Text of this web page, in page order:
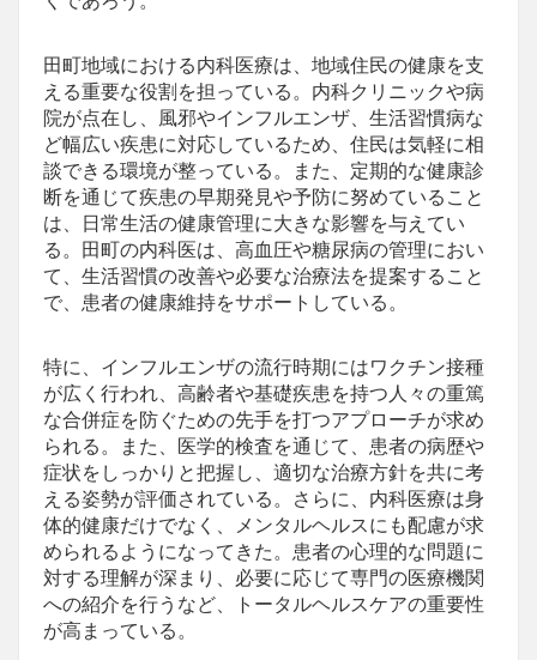
田町地域における内科医療は、地域住民の健康を支
える重要な役割を担っている。内科クリニックや病
院が点在し、風邪やインフルエンザ、生活習慣病な
ど幅広い疾患に対応しているため、住民は気軽に相
談できる環境が整っている。また、定期的な健康診
断を通じて疾患の早期発見や予防に努めていること
は、日常生活の健康管理に大きな影響を与えてい
る。田町の内科医は、高血圧や糖尿病の管理におい
て、生活習慣の改善や必要な治療法を提案すること
で、患者の健康維持をサポートしている。
特に、インフルエンザの流行時期にはワクチン接種
が広く行われ、高齢者や基礎疾患を持つ人々の重篤
な合併症を防ぐための先手を打つアプローチが求め
られる。また、医学的検査を通じて、患者の病歴や
症状をしっかりと把握し、適切な治療方針を共に考
える姿勢が評価されている。さらに、内科医療は身
体的健康だけでなく、メンタルヘルスにも配慮が求
められるようになってきた。患者の心理的な問題に
対する理解が深まり、必要に応じて専門の医療機関
への紹介を行うなど、トータルヘルスケアの重要性
が高まっている。